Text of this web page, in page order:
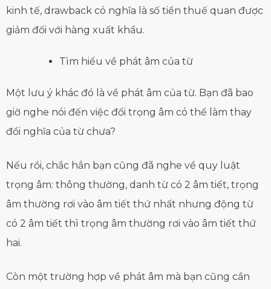
kinh tế, drawback có nghĩa là số tiền thuế quan được
giảm đối với hàng xuất khẩu.
Tìm hiểu về phát âm của từ
Một lưu ý khác đó là về phát âm của từ. Bạn đã bao
giờ nghe nói đến việc đổi trọng âm có thể làm thay
đổi nghĩa của từ chưa?
Nếu rồi, chắc hẳn bạn cũng đã nghe về quy luật
trọng âm: thông thường, danh từ có 2 âm tiết, trọng
âm thường rơi vào âm tiết thứ nhất nhưng động từ
có 2 âm tiết thì trọng âm thường rơi vào âm tiết thứ
hai.
Còn một trường hợp về phát âm mà bạn cũng cần